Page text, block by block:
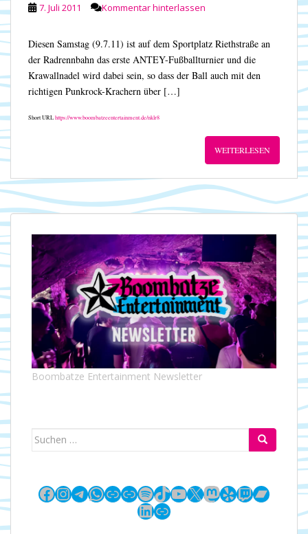
7. Juli 2011 Kommentar hinterlassen
Diesen Samstag (9.7.11) ist auf dem Sportplatz Riethstraße an
der Radrennbahn das erste ANTEY-Fußballturnier und die
Krawallnadel wird dabei sein, so dass der Ball auch mit den
richtigen Punkrock-Krachern über […]
Short URLhttps://www.boombatzeentertainment.de/nklr8
WEITERLESEN
Boombatze Entertainment Newsletter
Suchen
Facebook
Instagram
Telegram
WhatsApp
LinkLinkSpotify
TikTok
YouTube
X Mastodon
YelpTwitch
LinkedIn
Link